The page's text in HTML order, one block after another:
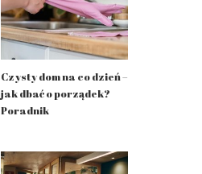
Czysty dom na co dzień –
jak dbać o porządek?
Poradnik